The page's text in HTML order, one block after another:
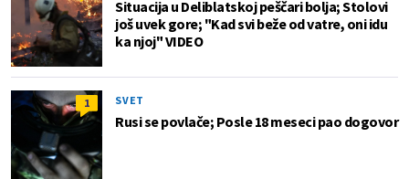
Situacija u Deliblatskoj peščari bolja; Stolovi
još uvek gore; "Kad svi beže od vatre, oni idu
ka njoj" VIDEO
1 SVET
Rusi se povlače; Posle 18 meseci pao dogovor